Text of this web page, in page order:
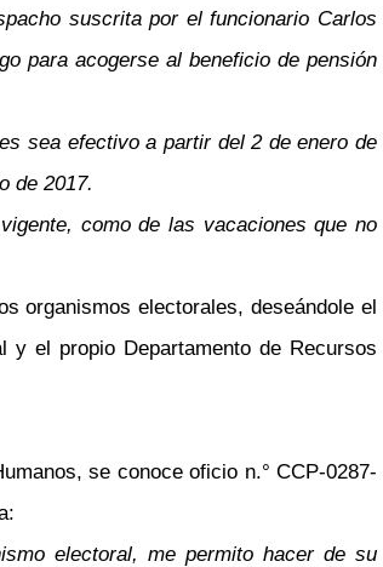
suscrita por el funcionario Carlos
para acogerse al beneficio de pensión
sea efectivo a partir del 2 de enero de
de 2017.
como de las vacaciones que no
organismos electorales, deseándole el
y el propio Departamento de Recursos
se conoce oficio n.° CCP-0287-
electoral, me permito hacer de su